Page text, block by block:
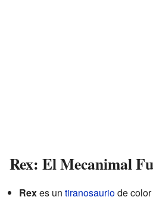
Rex: El Mecanimal
Rexes un tiranosauriode color